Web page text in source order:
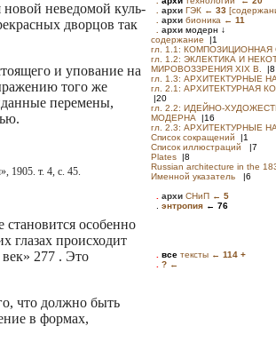
новой неведомой куль­
дворцов так
и упование на
того же
перемены,
1905. т. 4, с. 45.
особенно
глазах происходит
277 . Это
что должно быть
в формах,